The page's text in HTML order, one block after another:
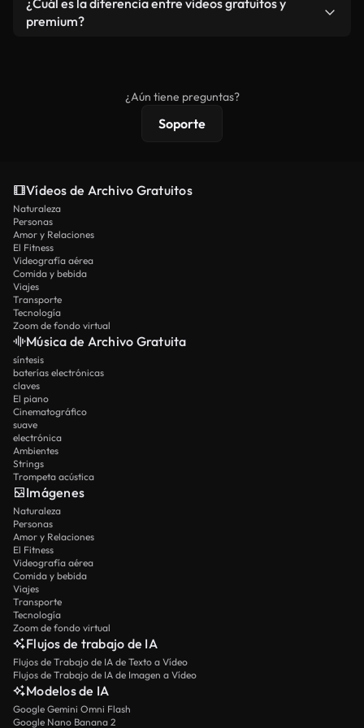
vídeos. Solo asegúrese de que el producto final no
¿Cuál es la diferencia entre videos gratuitos y
premium?
protecciones de licencia extendidas.
¿Aún tiene preguntas?
Soporte
Vídeos de Archivo Gratuitos
Naturaleza
Personas
Amor y Relaciones
El Fitness
Videografía aérea
Comida y bebida
Viajes
Transporte
Tecnología
Zoom de fondo virtual
Música de Archivo Gratuita
síntesis
baterías electrónicas
claves
El piano
Cinematográfico
suave
electrónica
Ambientes
Strings
Trompeta acústica
Imágenes
Naturaleza
Personas
Amor y Relaciones
El Fitness
Videografía aérea
Comida y bebida
Viajes
Transporte
Tecnología
Zoom de fondo virtual
Flujos de trabajo de IA
Flujos de Trabajo de IA de Texto a Vídeo
Flujos de Trabajo de IA de Imagen a Vídeo
Modelos de IA
Google Gemini Omni Flash
Google Nano Banana 2